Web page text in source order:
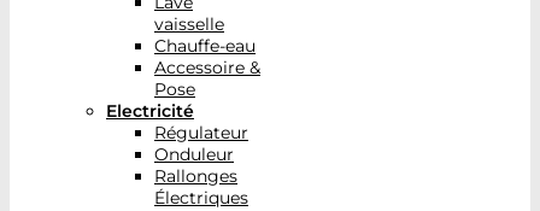
vaisselle
Chauffe-eau
Accessoire &
Pose
Electricité
Régulateur
Onduleur
Rallonges
Électriques